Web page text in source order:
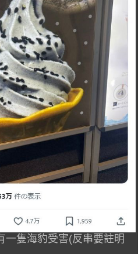
一隻海豹受害(反串要註明